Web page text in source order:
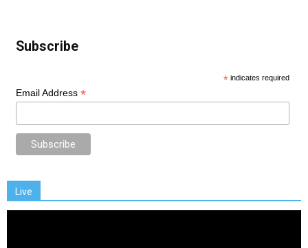
Subscribe
* indicates required
Email Address *
Live